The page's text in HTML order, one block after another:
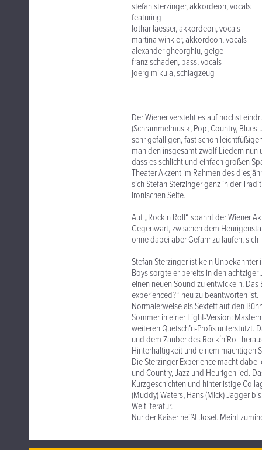
stefan sterzinger, akkordeon, vocals
featuring
lothar laesser, akkordeon, vocals
martina winkler, akkordeon, vocals
alexander gheorghiu, geige
franz schaden, bass, vocals
joerg mikula, schlagzeug
Der Wiener versteht es auf höchst
(Schrammelmusik, Pop, Country,
sehr gefälligen, fast schon
man den insgesamt zwölf Liedern
dass es schlicht und einfach großen
Theater Akzent im Rahmen des
sich Stefan Sterzinger ganz in der
ironischen Seite.
Auf „Rock'n Roll“ spannt der Wiener
Gegenwart, zwischen dem
ohne dabei aber Gefahr zu laufen,
Stefan Sterzinger ist kein
Boys sorgte er bereits in den
einen neuen Sound zu entwickeln. Das
experienced?“ neu zu beantworten ist.
Normalerweise als Sextett auf den
Sommer in einer Light-Version:
weiteren Quetsch’n-Profis
und dem Zauber des Rock´n´Roll
Hinterhältigkeit und einem mächtigen
Die Sterzinger Experience macht
und Country, Jazz und Heurigenlied.
Kurzgeschichten und hinterlistige
(Muddy) Waters, Hans (Mick) Jagger
Weltliteratur.
Nur der Kaiser heißt Josef. Meint